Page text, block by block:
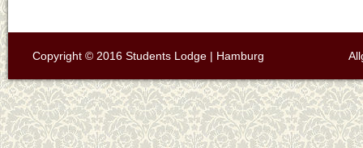
Copyright © 2016 Students Lodge | Hamburg